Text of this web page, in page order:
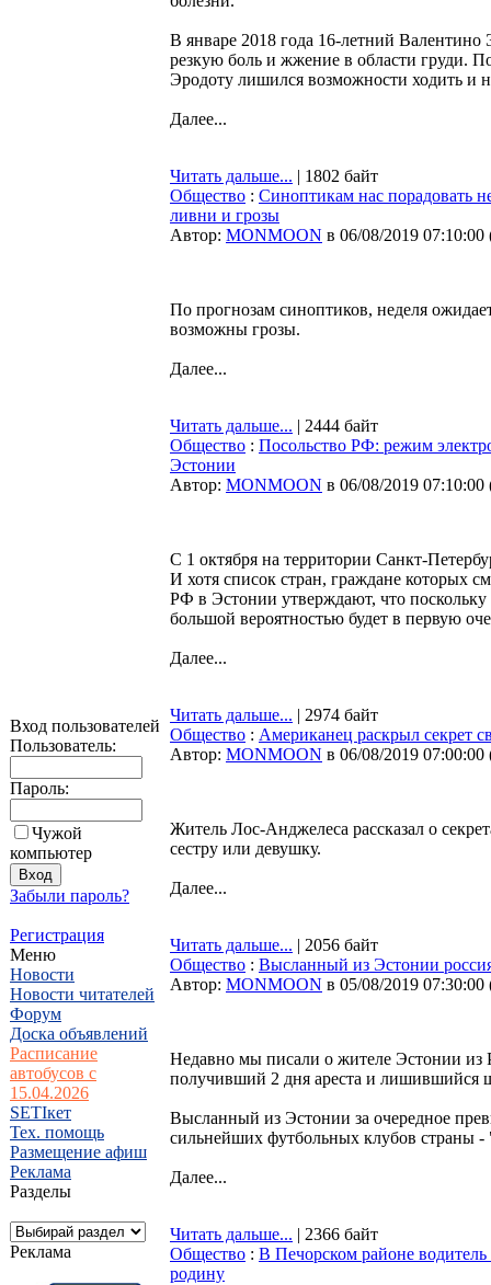
Вход пользователей
Пользователь:
Пароль:
Чужой
компьютер
Забыли пароль?
Регистрация
Меню
Новости
Новости читателей
Форум
Доска объявлений
Расписание
автобусов с
15.04.2026
SETIкет
Тех. помощь
Размещение афиш
Реклама
Разделы
Реклама
В январе 2018 года 16-летний
резкую боль и жжение в области груди.
Эродоту лишился возможности ходить и
Далее...
Читать дальше... | 1802 байт
Общество : Синоптикам нас порадовать
ливни и грозы
Автор: MONMOON в 06/08/2019 07:10:00
По прогнозам синоптиков, неделя
возможны грозы.
Далее...
Читать дальше... | 2444 байт
Общество : Посольство РФ: режим
Эстонии
Автор: MONMOON в 06/08/2019 07:10:00
С 1 октября на территории Санкт-
И хотя список стран, граждане которых
РФ в Эстонии утверждают, что
большой вероятностью будет в первую
Далее...
Читать дальше... | 2974 байт
Общество : Американец раскрыл секрет
Автор: MONMOON в 06/08/2019 07:00:00
Житель Лос-Анджелеса рассказал о
сестру или девушку.
Далее...
Читать дальше... | 2056 байт
Общество : Высланный из Эстонии
Автор: MONMOON в 05/08/2019 07:30:00
Недавно мы писали о жителе Эстонии из
получивший 2 дня ареста и лишившийся
Высланный из Эстонии за очередное
сильнейших футбольных клубов страны
Далее...
Читать дальше... | 2366 байт
Общество : В Печорском районе водитель
родину